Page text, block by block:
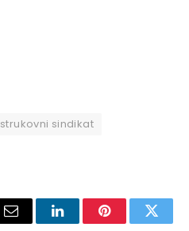
strukovni sindikat
Email LinkedInPinterest